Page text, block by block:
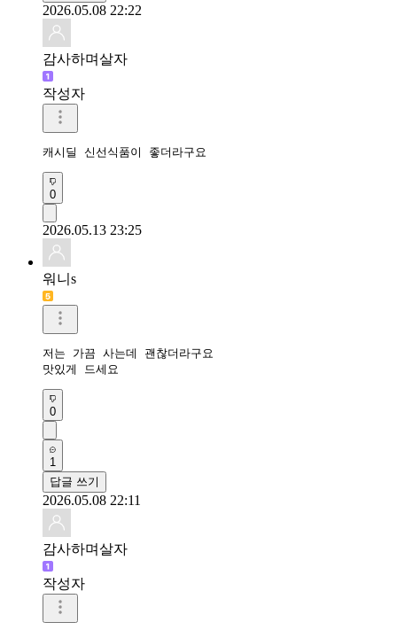
2026.05.08 22:22
감사하며살자
작성자
캐시딜 신선식품이 좋더라구요
0
2026.05.13 23:25
워니s
저는 가끔 사는데 괜찮더라구요
맛있게 드세요
0
1
답글 쓰기
2026.05.08 22:11
감사하며살자
작성자